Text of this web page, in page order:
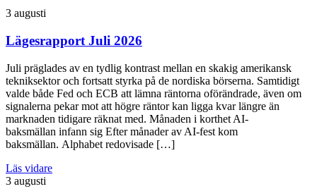
3 augusti
Lägesrapport Juli 2026
Juli präglades av en tydlig kontrast mellan en skakig amerikansk
tekniksektor och fortsatt styrka på de nordiska börserna. Samtidigt
valde både Fed och ECB att lämna räntorna oförändrade, även om
signalerna pekar mot att högre räntor kan ligga kvar längre än
marknaden tidigare räknat med. Månaden i korthet AI-
baksmällan infann sig Efter månader av AI-fest kom
baksmällan. Alphabet redovisade […]
Läs vidare
3 augusti